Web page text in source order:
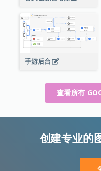
手游后台
查看所有
创建专业的